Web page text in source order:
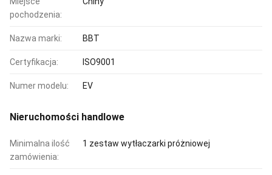
pochodzenia:
Nazwa marki: BBT
Certyfikacja: ISO9001
Numer modelu: EV
Nieruchomości handlowe
Minimalna ilość
zamówienia:
1 zestaw wytłaczarki próżniowej